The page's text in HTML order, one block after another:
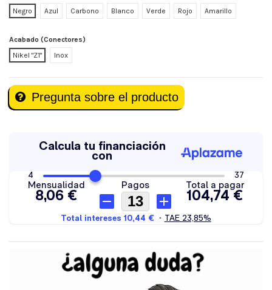
Negro
Azul Carbono Blanco Verde Rojo Amarillo
Acabado (Conectores)
Nikel "Z1"
Inox
Pregunta sobre el producto